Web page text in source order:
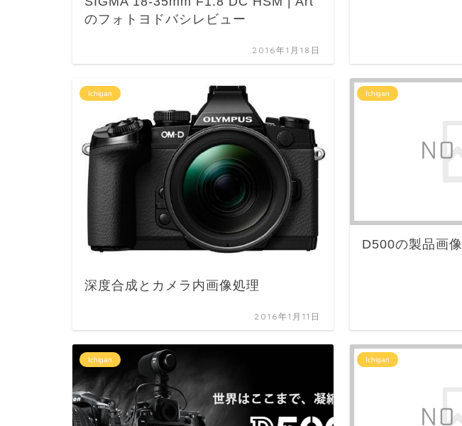
のフォトヨドバシレビュー
2016年1月18日
Ichigan
深度合成とカメラ内画像処理
2016年1月11日
Ichigan
D500の製品画像
Ichigan Ichigan